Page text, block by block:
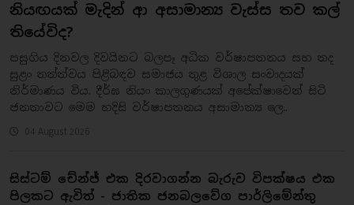
නියඟයක් මැදින් ආ අසාමාන්‍ය වැස්ස තව කල්
තියේවිද?
​පසුගිය දිනවල දිවයිනට බලපෑ අධික වර්ෂාපතනය සහ තද
සුළං තත්ත්වය පිළිබඳව සමාජය තුළ විශාල සංවාදයක්
නිර්මාණය විය. දීර්ඝ නියං කාලගුණයක් අපේක්ෂාවෙන් සිටි
ජනතාවට මෙම හදිසි වර්ෂාපතනය අසාමාන්‍ය ලෙ..
04 August 2026
සිස්ටම් චේන්ජ් එක දිරවාගන්න බැරුව විපක්ෂය එක
පිලකට ඇවිත් - ජාතික ජනබලවේග පාර්ලිමේන්තු